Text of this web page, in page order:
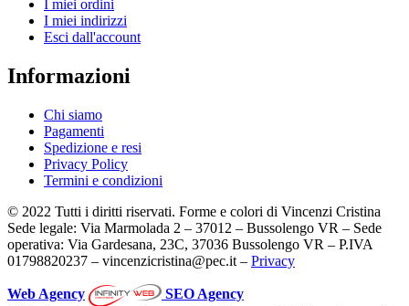
I miei ordini
I miei indirizzi
Esci dall'account
Informazioni
Chi siamo
Pagamenti
Spedizione e resi
Privacy Policy
Termini e condizioni
© 2022 Tutti i diritti riservati. Forme e colori di Vincenzi Cristina
Sede legale: Via Marmolada 2 – 37012 – Bussolengo VR – Sede
operativa: Via Gardesana, 23C, 37036 Bussolengo VR – P.IVA
01798820237 – vincenzicristina@pec.it – Privacy
Web Agency
SEO Agency